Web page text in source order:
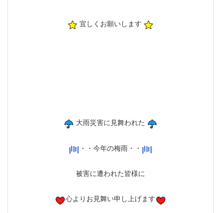
宜しくお願いします
大雨災害に見舞われた
・・今年の梅雨・・
被害に遭われた皆様に
心よりお見舞い申し上げます